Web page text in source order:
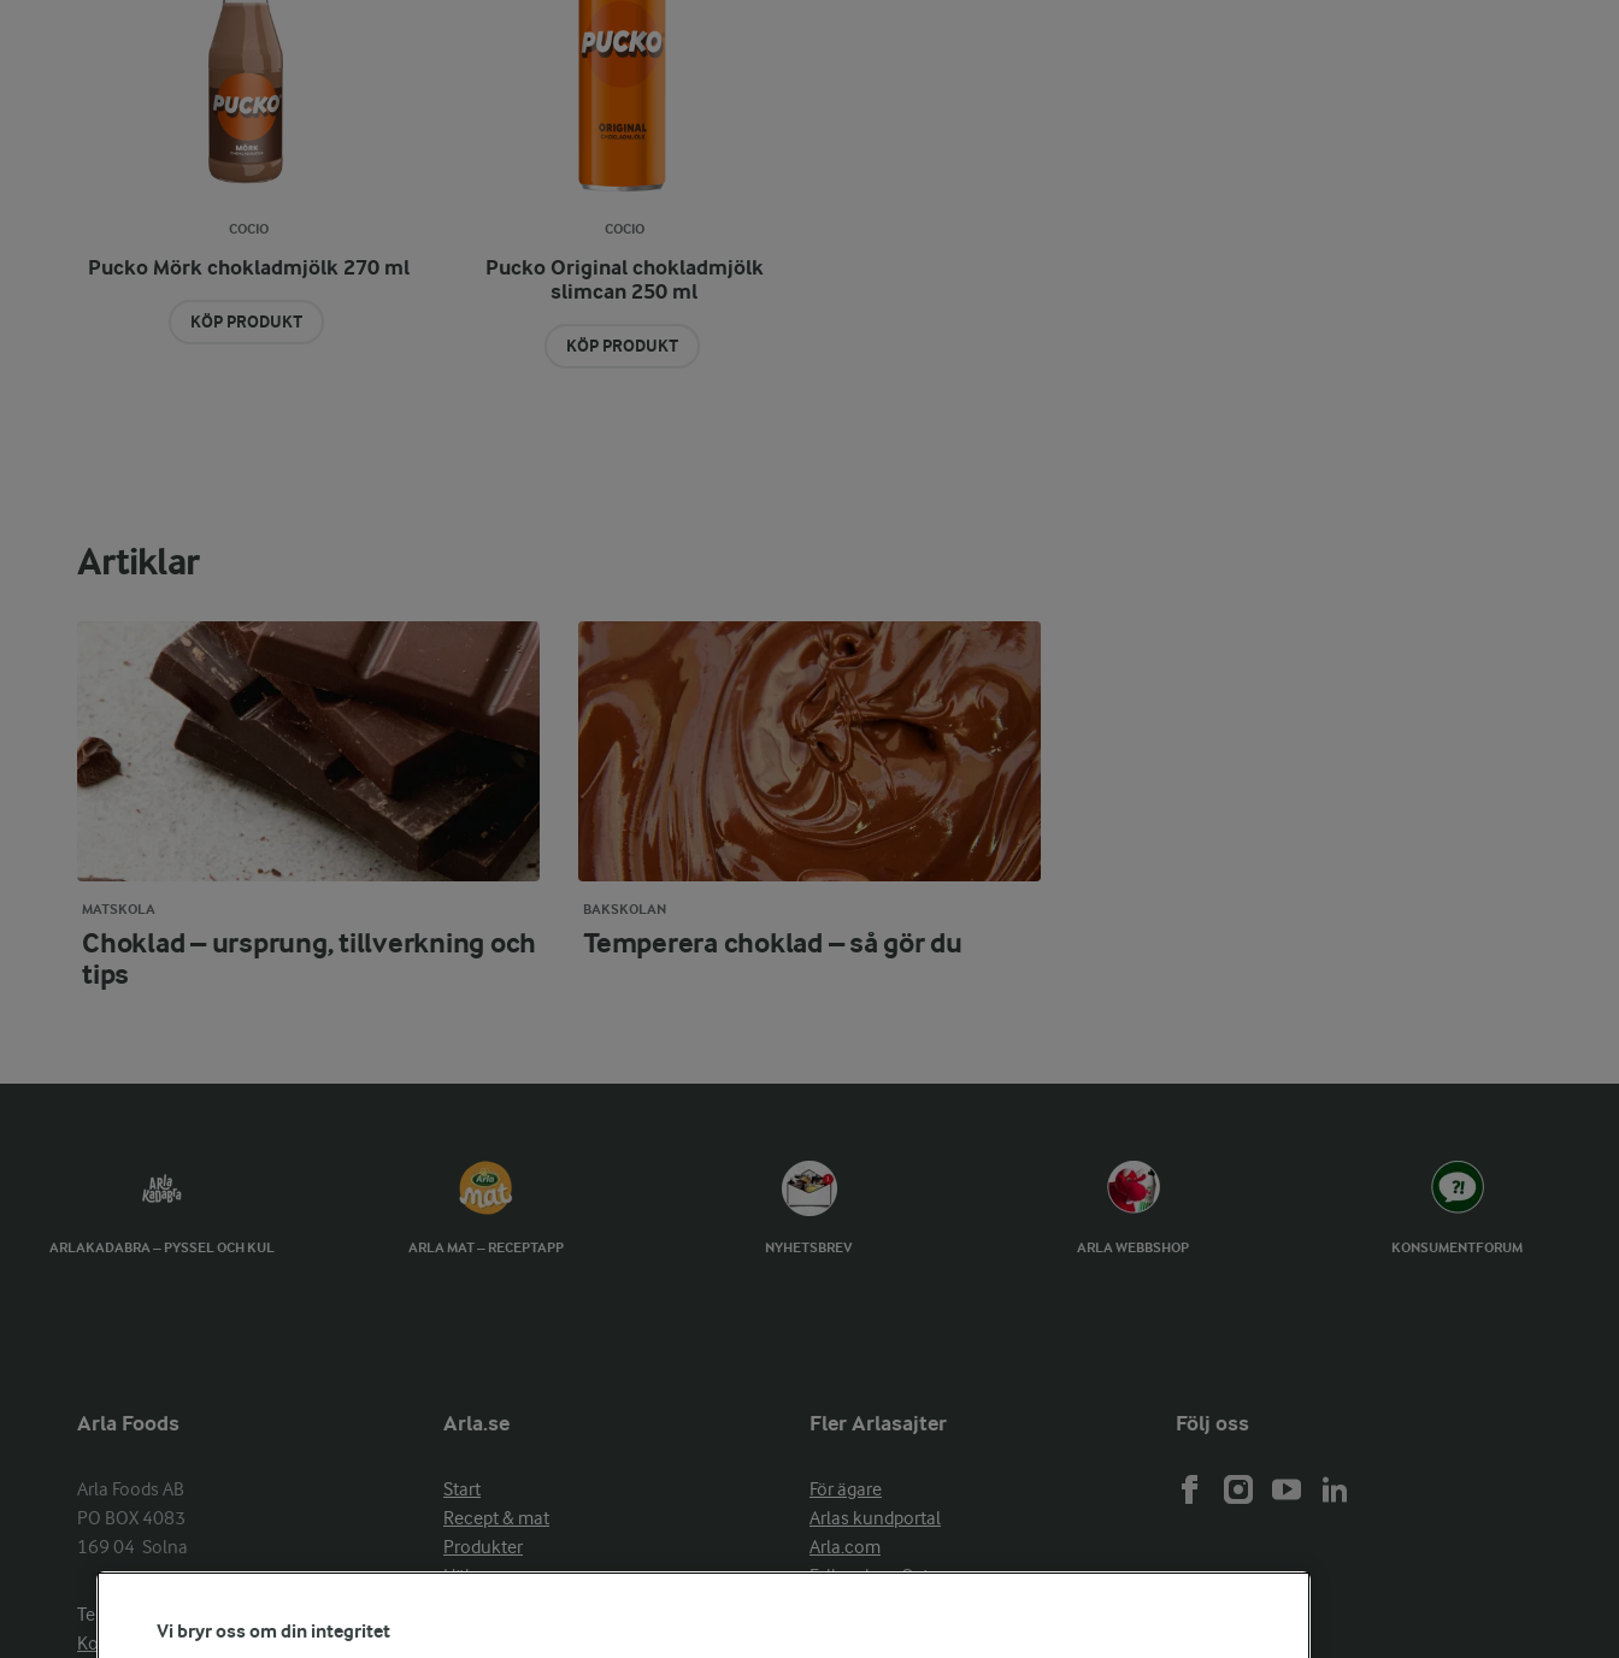
COCIO
Pucko Mörk chokladmjölk 270 ml
KÖP PRODUKT
COCIO
Pucko Original chokladmjölk
slimcan 250 ml
KÖP PRODUKT
Artiklar
MATSKOLA
Choklad – ursprung, tillverkning och
tips
BAKSKOLAN
Temperera choklad – så gör du
ARLAKADABRA – PYSSEL OCH KUL ARLA MAT – RECEPTAPP NYHETSBREV ARLA WEBBSHOP KONSUMENTFORUM
Arla Foods
Arla Foods AB
PO BOX 4083
169 04  Solna
Telefon:
Kontakta oss
Arla.se
Start
Recept & mat
Produkter
Hälsa
Fler Arlasajter
För ägare
Arlas kundportal
Arla.com
Falbygdens Ost
Följ oss
Vi bryr oss om din integritet